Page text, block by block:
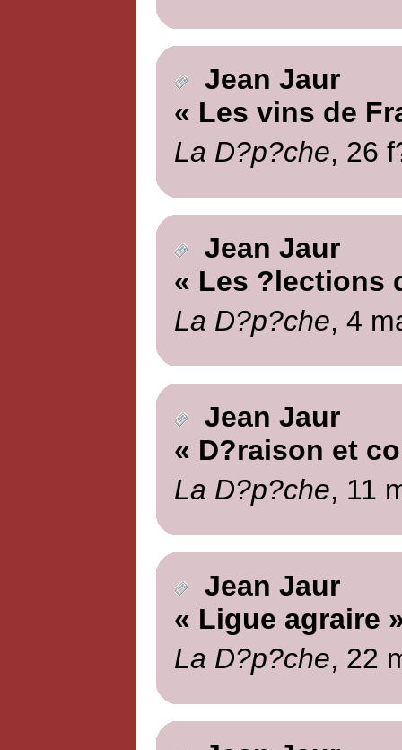
Jean Jaur
« Les vins de
La D?p?che, 26
Jean Jaur
« Les ?lections
La D?p?che, 4
Jean Jaur
« D?raison et
La D?p?che, 11
Jean Jaur
« Ligue agraire
La D?p?che, 22